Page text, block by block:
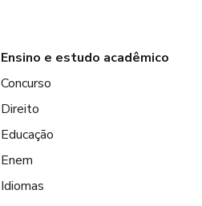
Ensino e estudo acadêmico
Concurso
Direito
Educação
Enem
Idiomas